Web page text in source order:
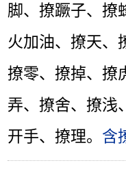
脚、撩蹶子、撩
火加油、撩天、
撩零、撩掉、撩
弄、撩舍、撩浅
开手、撩理。 含